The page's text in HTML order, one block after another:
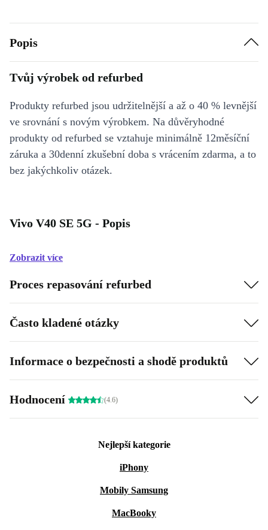
Popis
Tvůj výrobek od refurbed
Produkty refurbed jsou udržitelnější a až o 40 % levnější
ve srovnání s novým výrobkem. Na důvěryhodné
produkty od refurbed se vztahuje minimálně 12měsíční
záruka a 30denní zkušební doba s vrácením zdarma, a to
bez jakýchkoliv otázek.
Vivo V40 SE 5G - Popis
Zobrazit více
Proces repasování refurbed
Často kladené otázky
Informace o bezpečnosti a shodě produktů
Hodnocení (4.6)
Nejlepší kategorie
iPhony
Mobily Samsung
MacBooky